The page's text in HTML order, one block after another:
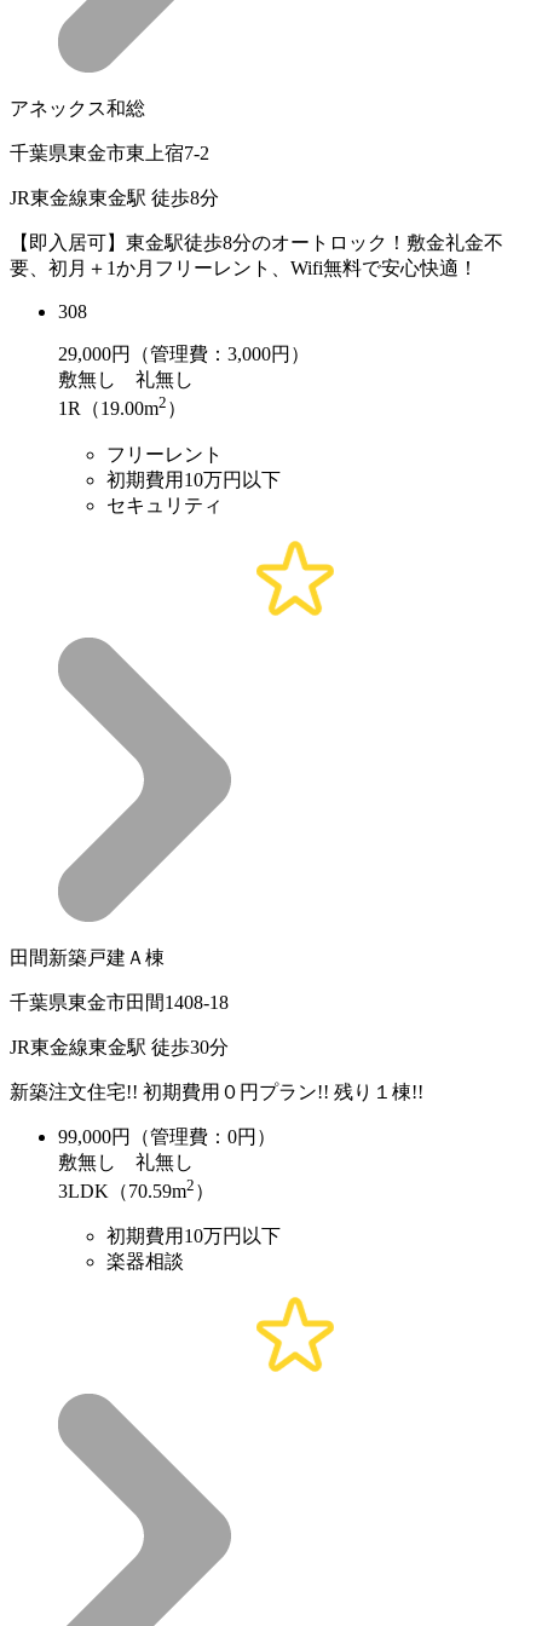
アネックス和総
千葉県東金市東上宿7-2
JR東金線東金駅 徒歩8分
【即入居可】東金駅徒歩8分のオートロック！敷金礼金不
要、初月＋1か月フリーレント、Wifi無料で安心快適！
308
29,000円（管理費：3,000円）
敷無し 礼無し
1R（19.00m2 ）
フリーレント
初期費用10万円以下
セキュリティ
田間新築戸建Ａ棟
千葉県東金市田間1408-18
JR東金線東金駅 徒歩30分
新築注文住宅!! 初期費用０円プラン!! 残り１棟!!
99,000円（管理費：0円）
敷無し 礼無し
3LDK（70.59m2 ）
初期費用10万円以下
楽器相談